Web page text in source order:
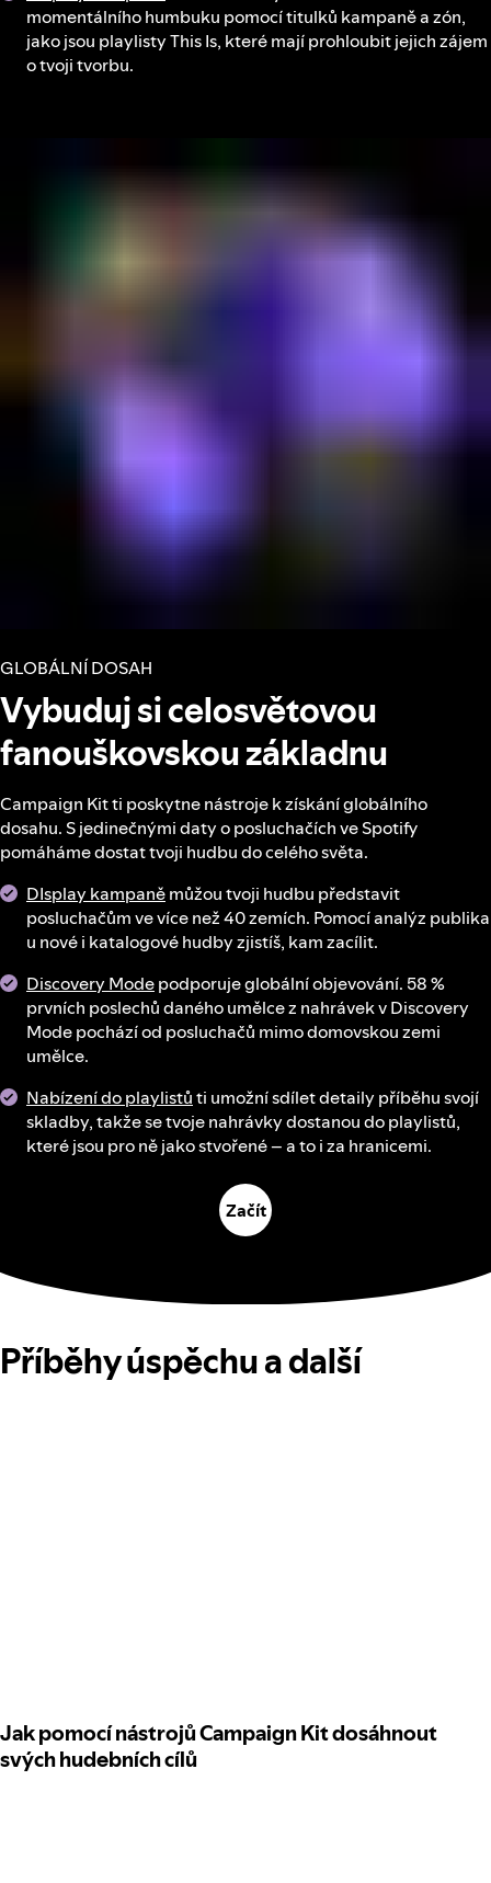
momentálního humbuku pomocí titulků kampaně a zón,
jako jsou playlisty This Is, které mají prohloubit jejich zájem
o tvoji tvorbu.
GLOBÁLNÍ DOSAH
Vybuduj si celosvětovou
fanouškovskou základnu
Campaign Kit ti poskytne nástroje k získání globálního
dosahu. S jedinečnými daty o posluchačích ve Spotify
pomáháme dostat tvoji hudbu do celého světa.
DIsplay kampaněmůžou tvoji hudbu představit
posluchačům ve více než 40 zemích. Pomocí analýz publika
u nové i katalogové hudby zjistíš, kam zacílit.
Discovery Modepodporuje globální objevování. 58 %
prvních poslechů daného umělce z nahrávek v Discovery
Mode pochází od posluchačů mimo domovskou zemi
umělce.
Nabízení do playlistůti umožní sdílet detaily příběhu svojí
skladby, takže se tvoje nahrávky dostanou do playlistů,
které jsou pro ně jako stvořené – a to i za hranicemi.
Začít
Příběhy úspěchu a další
Jak pomocí nástrojů Campaign Kit dosáhnout
svých hudebních cílů